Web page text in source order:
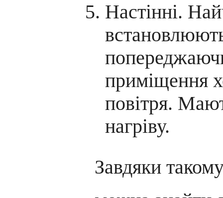
Настінні.
приміщення
повітря.
нагріву.
Завдяки